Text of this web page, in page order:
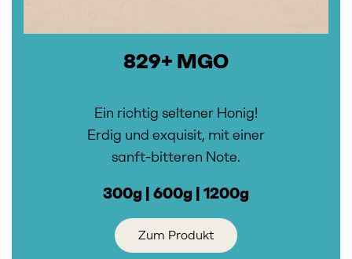
829+ MGO
Ein richtig seltener Honig!
Erdig und exquisit, mit einer
sanft-bitteren Note.
300g | 600g | 1200g
Zum Produkt